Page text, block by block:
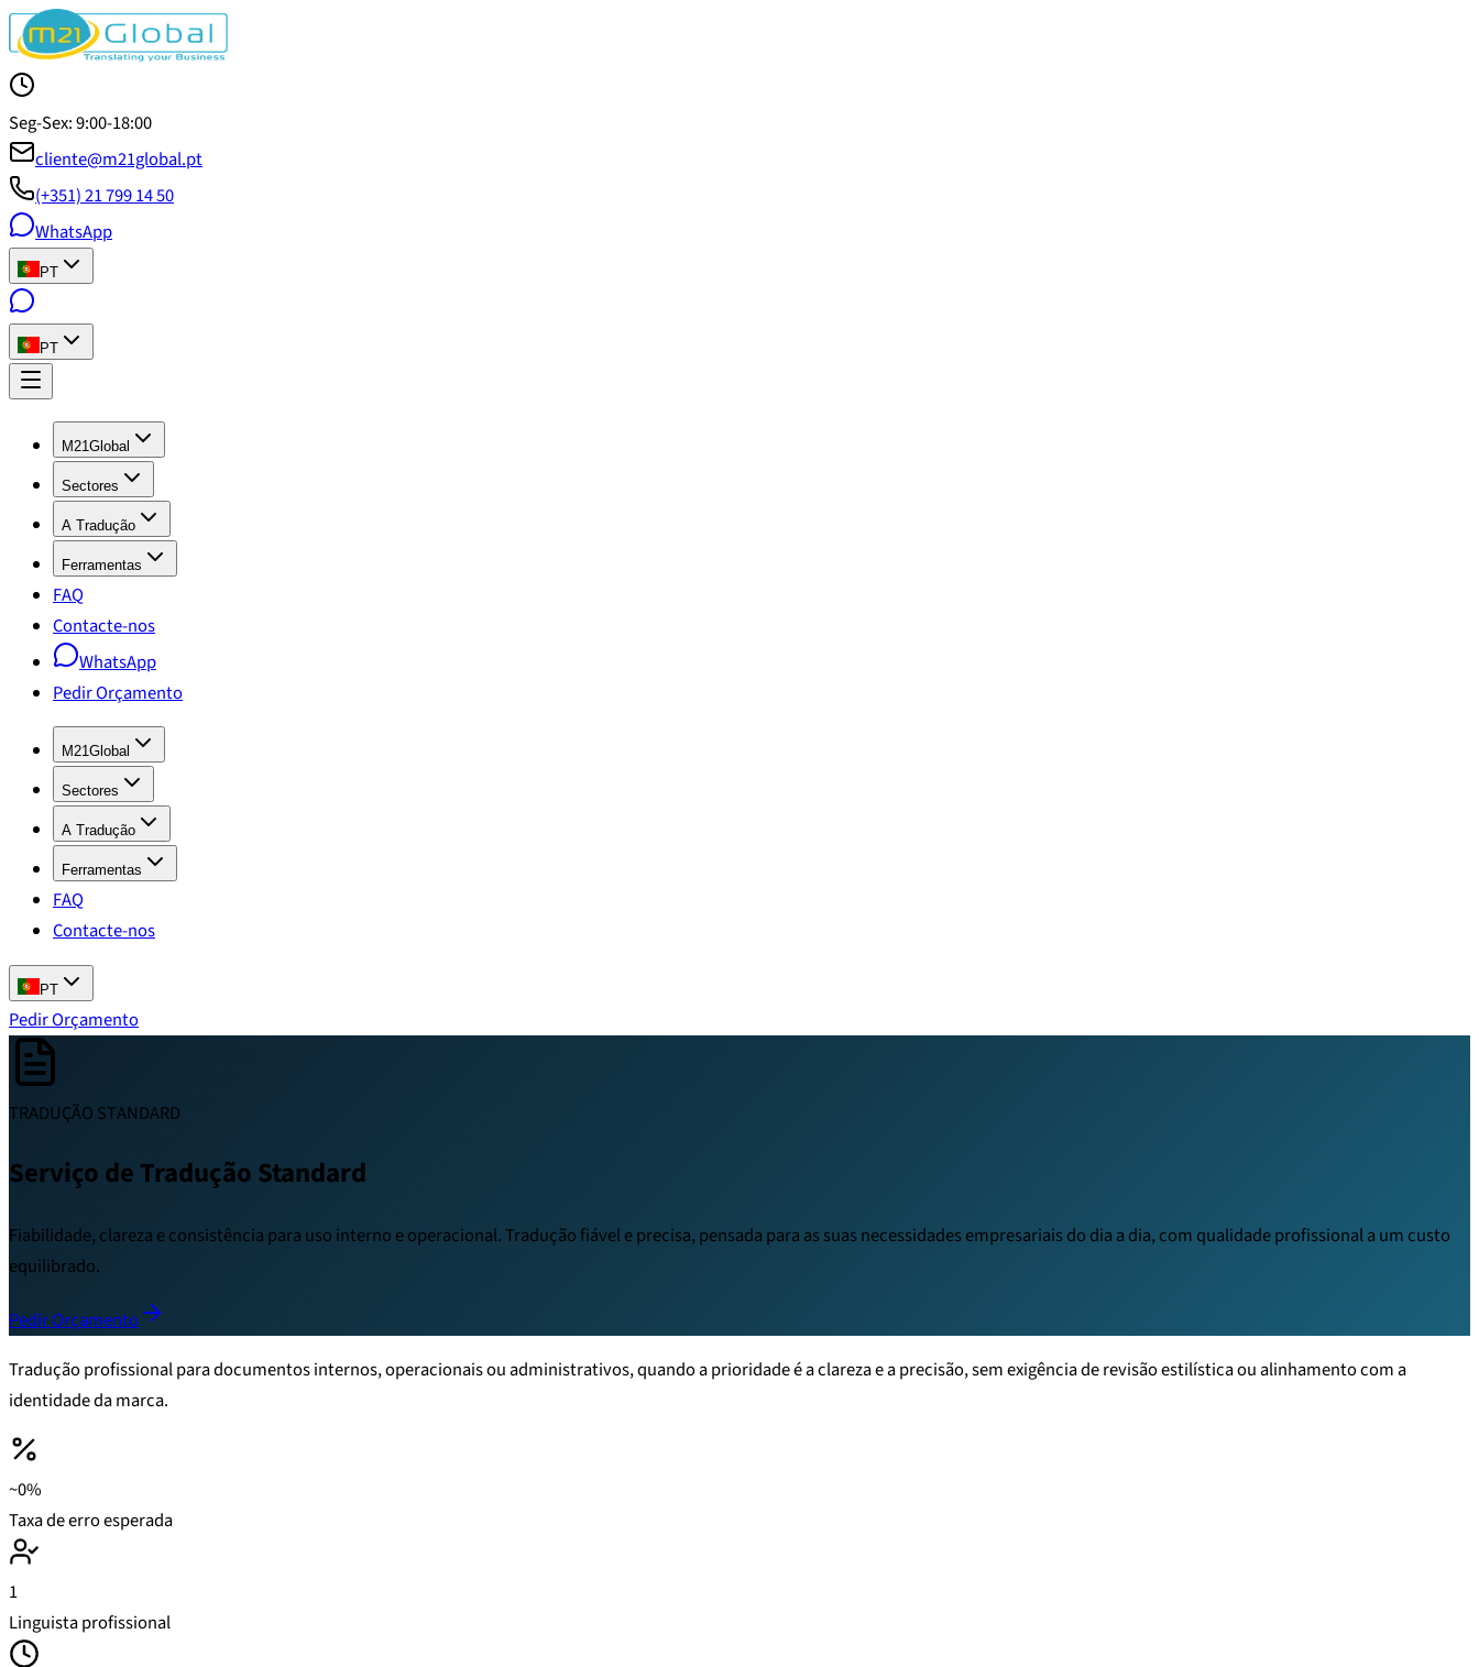
Seg-Sex: 9:00-18:00
cliente@m21global.pt
(+351) 21 799 14 50
WhatsApp
PT
PT
M21Global
Sectores
A Tradução
Ferramentas
FAQ
Contacte-nos
WhatsApp
Pedir Orçamento
M21Global
Sectores
A Tradução
Ferramentas
FAQ
Contacte-nos
PT
Pedir Orçamento
TRADUÇÃO STANDARD
Serviço de Tradução Standard
Fiabilidade, clareza e consistência para uso interno e operacional. Tradução fiável e precisa, pensada para as suas necessidades empresariais do dia a dia, com qualidade profissional a um custo
equilibrado.
Pedir Orçamento
Tradução profissional para documentos internos, operacionais ou administrativos, quando a prioridade é a clareza e a precisão, sem exigência de revisão estilística ou alinhamento com a
identidade da marca.
~0%
Taxa de erro esperada
1
Linguista profissional